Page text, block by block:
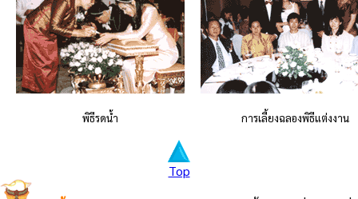
พิธีรดน้ำ การเลี้ยงฉลองพิธีแต่งงาน
Top